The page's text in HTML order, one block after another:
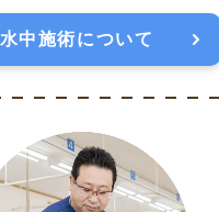
水中施術について